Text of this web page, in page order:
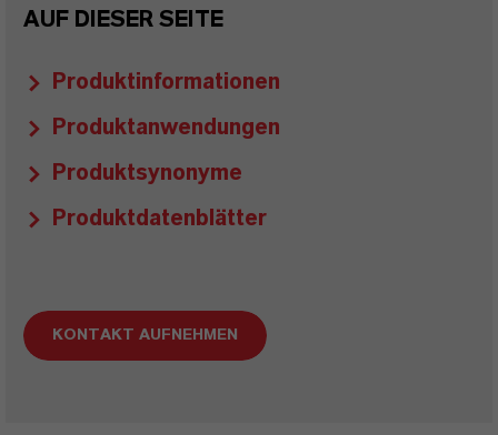
AUF DIESER SEITE
Produktinformationen
Produktanwendungen
Produktsynonyme
Produktdatenblätter
KONTAKT AUFNEHMEN